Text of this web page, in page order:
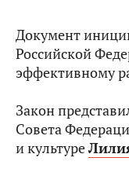
Документ
Российской
эффективному
Закон
Совета
и культуре